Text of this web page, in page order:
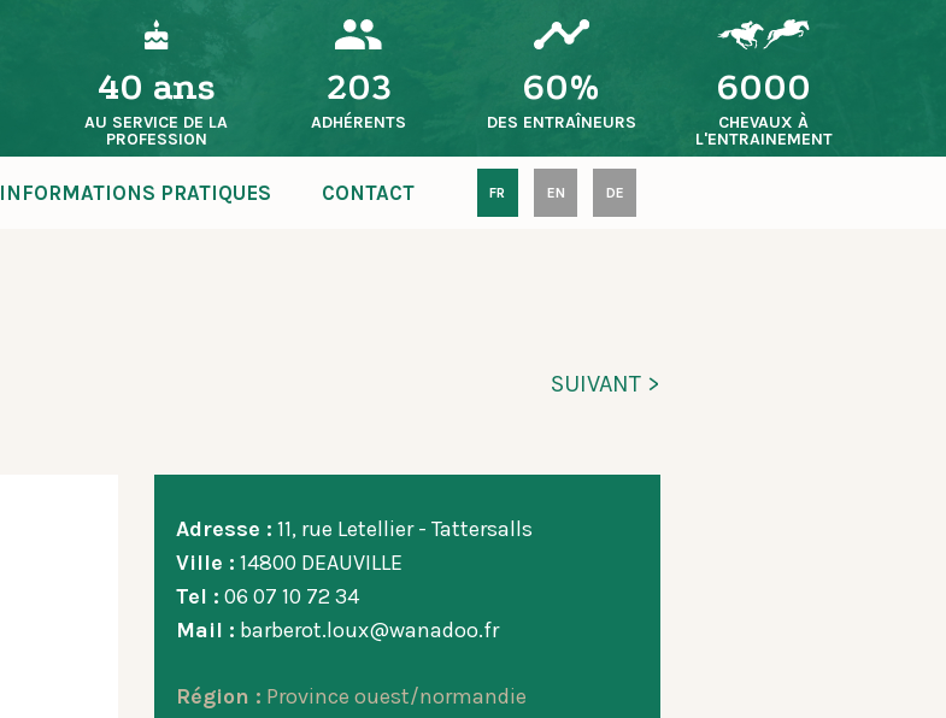
40 ans
AU SERVICE DE LA
PROFESSION
203
ADHÉRENTS
60%
DES ENTRAÎNEURS
6000
CHEVAUX À
L'ENTRAINEMENT
INFORMATIONS PRATIQUES CONTACT FR EN DE
SUIVANT >
Adresse : 11, rue Letellier - Tattersalls
Ville : 14800 DEAUVILLE
Tel : 06 07 10 72 34
Mail : barberot.loux@wanadoo.fr
Région : Province ouest/normandie